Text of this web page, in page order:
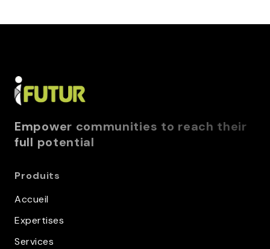
Empower communities to reach their
full potential
Produits
Accueil
Expertises
Services